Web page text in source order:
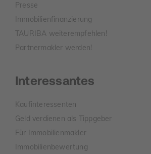
Presse
Immobilienfinanzierung
TAURIBA weiterempfehlen!
Partnermakler werden!
Interessantes
Kaufinteressenten
Geld verdienen als Tippgeber
Für Immobilienmakler
Immobilienbewertung